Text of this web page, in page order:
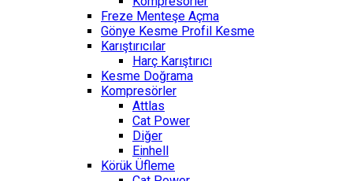
Freze Menteşe Açma
Gönye Kesme Profil Kesme
Karıştırıcılar
Harç Karıştırıcı
Kesme Doğrama
Kompresörler
Attlas
Cat Power
Diğer
Einhell
Körük Üfleme